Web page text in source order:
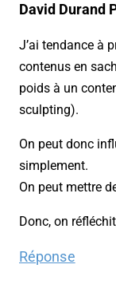
David Durand
J’ai tendance à
contenus en
poids à un
sculpting).
On peut donc
simplement.
On peut mettre
Donc, on
Réponse